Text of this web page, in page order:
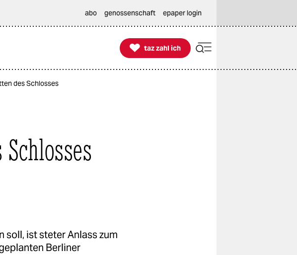
abo genossenschaft epaper login

taz zahl ich
taz zahl ich
des Schlosses
soll, ist steter Anlass zum
Berliner